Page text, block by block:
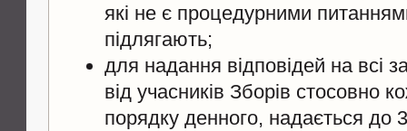
які не є процедурними
підлягають;
для надання відповідей на всі
від учасників Зборів стосовно
порядку денного, надається до